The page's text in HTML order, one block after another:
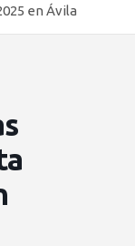
en Ávila